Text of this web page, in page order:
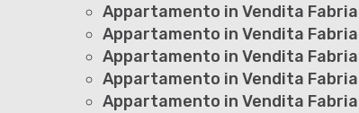
Appartamento in Vendita
Appartamento in Vendita
Appartamento in Vendita
Appartamento in Vendita
Appartamento in Vendita